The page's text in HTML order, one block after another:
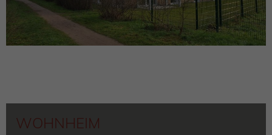
WOHNHEIM